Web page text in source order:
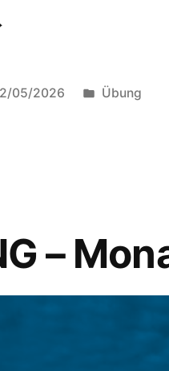
05/2026 Übung
–